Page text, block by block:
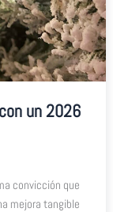
un 2026
convicción que
mejora tangible